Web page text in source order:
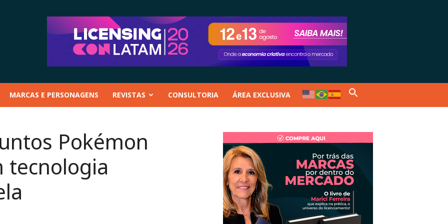
MARCAS E PERSONAGENS REVISTAS CONSULTORIA ÁREA EXCLUSIVA
Pokémon
tecnologia